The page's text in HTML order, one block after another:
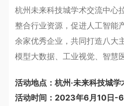
杭州未来科技城学术交流中心
整合行业资源，促进人工智能
余家优秀企业，共同打造八
模型大数据、工业视觉、智慧
活动地点：杭州·未来科技城
活动时间：2023年6月10日-